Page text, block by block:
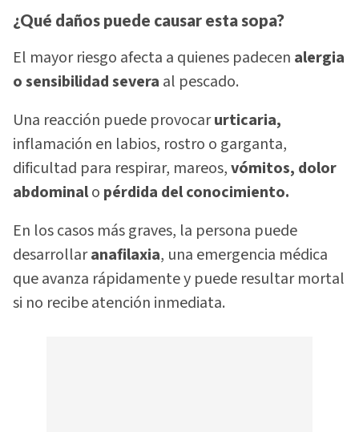
¿Qué daños puede causar esta sopa?
El mayor riesgo afecta a quienes padecen alergia
o sensibilidad severa al pescado.
Una reacción puede provocarurticaria,
inflamación en labios, rostro o garganta,
dificultad para respirar, mareos,vómitos, dolor
abdominalo pérdida del conocimiento.
En los casos más graves, la persona puede
desarrollaranafilaxia, una emergencia médica
que avanza rápidamente y puede resultar mortal
si no recibe atención inmediata.